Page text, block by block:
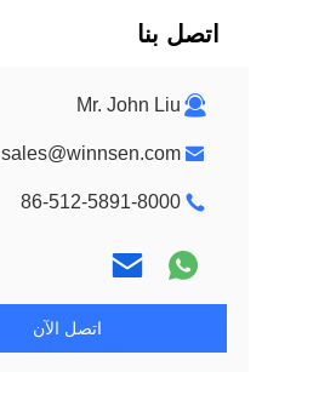
اتصل بنا
Mr. John Liu
sales@winnsen.com
86-512-5891-8000
اتصل الآن